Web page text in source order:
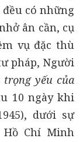
có những
ân cần, cụ
vụ đặc thù
pháp, Người
trọng yếu của
10 ngày khi
dưới sự
Chí Minh